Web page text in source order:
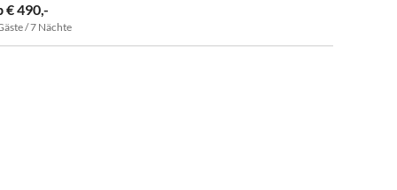
€ 490,-
/ 7 Nächte